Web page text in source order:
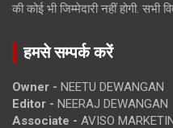
की कोई भी जिम्मेदारी नहीं होगी. सभी
हमसे सम्पर्क करें
Owner - NEETU DEWANGAN
Editor - NEERAJ DEWANGAN
Associate - AVISO